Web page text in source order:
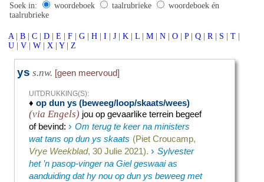
Soek in: woordeboek taalrubrieke
woordeboek én
taalrubrieke
A | B | C | D | E | F | G | H | I | J | K | L | M | N | O | P | Q | R | S | T |
U | V | W | X | Y | Z
ys s.nw. [geen meervoud]
UITDRUKKING(S):
♦op dun ys (beweeg/loop/skaats/wees)
(via Engels) jou op gevaarlike terrein begeef
of bevind:› Om terug te keer na ministers
wat tans op dun ys skaats (Piet Croucamp,
Vrye Weekblad, 30 Julie 2021). › Sylvester
het ’n pasop-vinger na Giel geswaai as
aanduiding dat hy nou op dun ys beweeg met